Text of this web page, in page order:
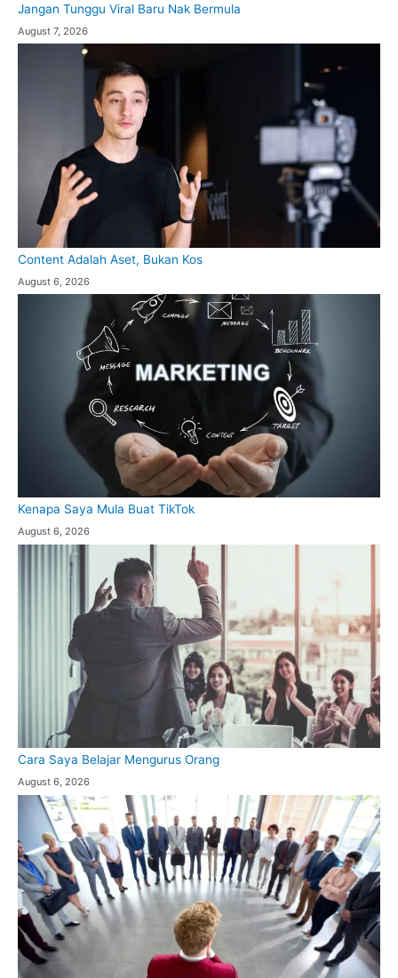
Jangan Tunggu Viral Baru Nak Bermula
August 7, 2026
Content Adalah Aset, Bukan Kos
August 6, 2026
Kenapa Saya Mula Buat TikTok
August 6, 2026
Cara Saya Belajar Mengurus Orang
August 6, 2026